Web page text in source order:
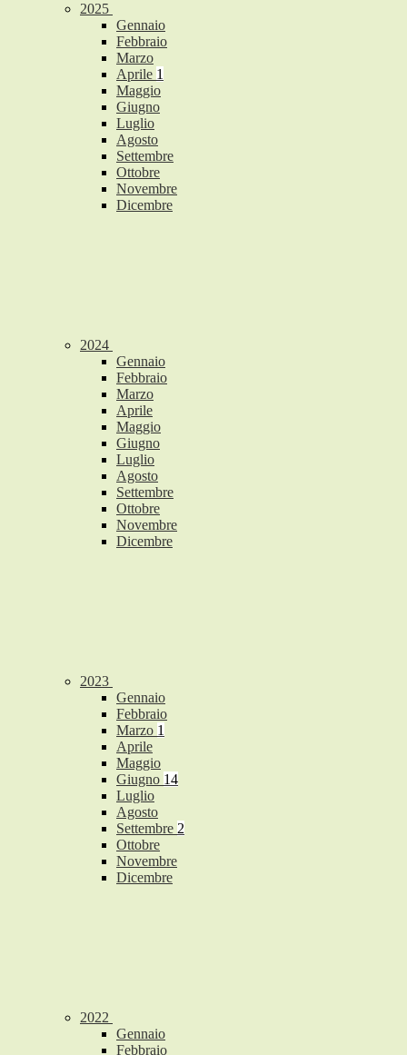
2025
Gennaio
Febbraio
Marzo
Aprile 1
Maggio
Giugno
Luglio
Agosto
Settembre
Ottobre
Novembre
Dicembre
2024
Gennaio
Febbraio
Marzo
Aprile
Maggio
Giugno
Luglio
Agosto
Settembre
Ottobre
Novembre
Dicembre
2023
Gennaio
Febbraio
Marzo 1
Aprile
Maggio
Giugno 14
Luglio
Agosto
Settembre 2
Ottobre
Novembre
Dicembre
2022
Gennaio
Febbraio